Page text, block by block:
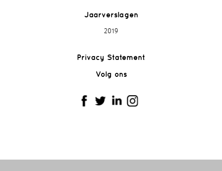
Jaarverslagen
2019
Privacy Statement
Volg ons